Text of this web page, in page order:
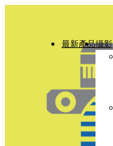
最新產品攝影